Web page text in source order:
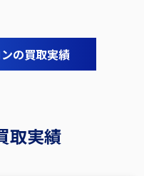
の買取実績
取実績